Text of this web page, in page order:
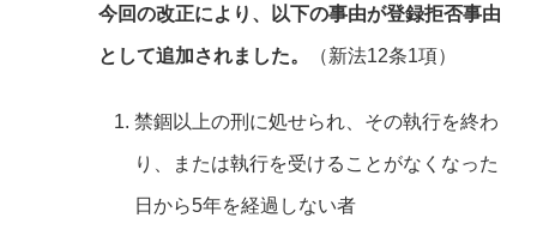
今回の改正により、以下の事由が登録拒否事由
として追加されました。 （新法12条1項）
禁錮以上の刑に処せられ、その執行を終わ
り、または執行を受けることがなくなった
日から5年を経過しない者